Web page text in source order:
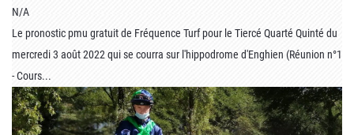
N/A
Le pronostic pmu gratuit de Fréquence Turf pour le Tiercé Quarté Quinté du
mercredi 3 août 2022 qui se courra sur l'hippodrome d'Enghien (Réunion n°1
- Cours...